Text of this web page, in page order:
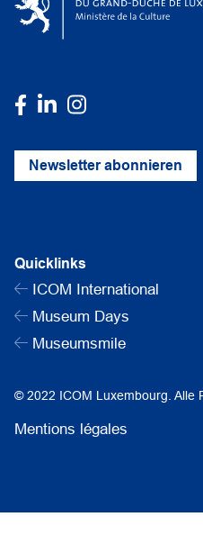
Newsletter abonnieren
Quicklinks
ICOM International
Museum Days
Museumsmile
© 2022 ICOM Luxembourg. Alle
Mentions légales